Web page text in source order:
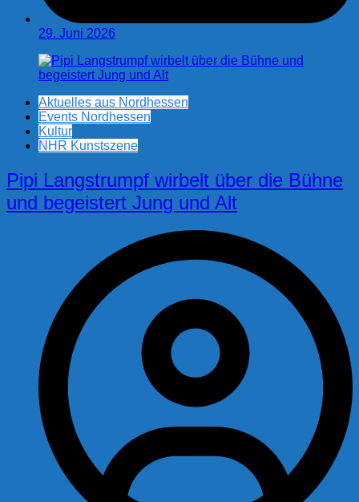
29. Juni 2026
Aktuelles aus Nordhessen
Events Nordhessen
Kultur
NHR Kunstszene
Pipi Langstrumpf wirbelt über die Bühne
und begeistert Jung und Alt